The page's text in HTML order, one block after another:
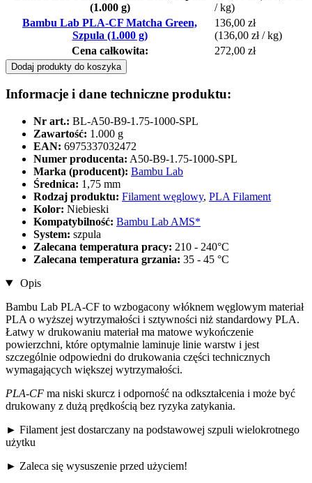
(1.000 g)
/ kg)
Bambu Lab PLA-CF Matcha Green,
Szpula (1.000 g)
136,00 zł
(136,00 zł / kg)
Cena całkowita:
272,00 zł
Dodaj produkty do koszyka
Informacje i dane techniczne produktu:
Nr art.: BL-A50-B9-1.75-1000-SPL
Zawartość: 1.000 g
EAN: 6975337032472
Numer producenta: A50-B9-1.75-1000-SPL
Marka (producent): Bambu Lab
Średnica: 1,75 mm
Rodzaj produktu: Filament węglowy, PLA Filament
Kolor: Niebieski
Kompatybilność: Bambu Lab AMS*
System: szpula
Zalecana temperatura pracy: 210 - 240°C
Zalecana temperatura grzania: 35 - 45 °C
Opis
Bambu Lab PLA-CF to wzbogacony włóknem węglowym materiał
PLA o wyższej wytrzymałości i sztywności niż standardowy PLA.
Łatwy w drukowaniu materiał ma matowe wykończenie
powierzchni, które optymalnie laminuje linie warstw i jest
szczególnie odpowiedni do drukowania części technicznych
wymagających większej wytrzymałości.
PLA-CF ma niski skurcz i odporność na odkształcenia i może być
drukowany z dużą prędkością bez ryzyka zatykania.
► Filament jest dostarczany na podstawowej szpuli wielokrotnego
użytku
► Zaleca się wysuszenie przed użyciem!